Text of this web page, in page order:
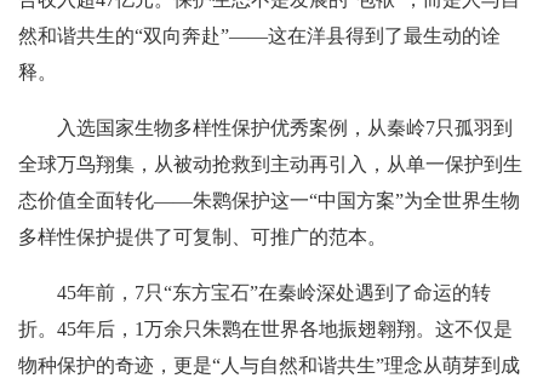
然和谐共生的“双向奔赴”——这在洋县得到了最生动的诠
释。
入选国家生物多样性保护优秀案例，从秦岭7只孤羽到
全球万鸟翔集，从被动抢救到主动再引入，从单一保护到生
态价值全面转化——朱鹮保护这一“中国方案”为全世界生物
多样性保护提供了可复制、可推广的范本。
45年前，7只“东方宝石”在秦岭深处遇到了命运的转
折。45年后，1万余只朱鹮在世界各地振翅翱翔。这不仅是
物种保护的奇迹，更是“人与自然和谐共生”理念从萌芽到成